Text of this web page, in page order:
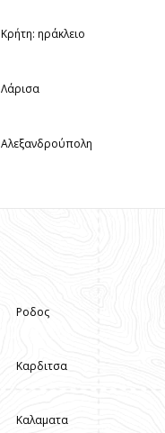
Κρήτη: ηράκλειο
Λάρισα
Αλεξανδρούπολη
Ροδος
Καρδιτσα
Καλαματα